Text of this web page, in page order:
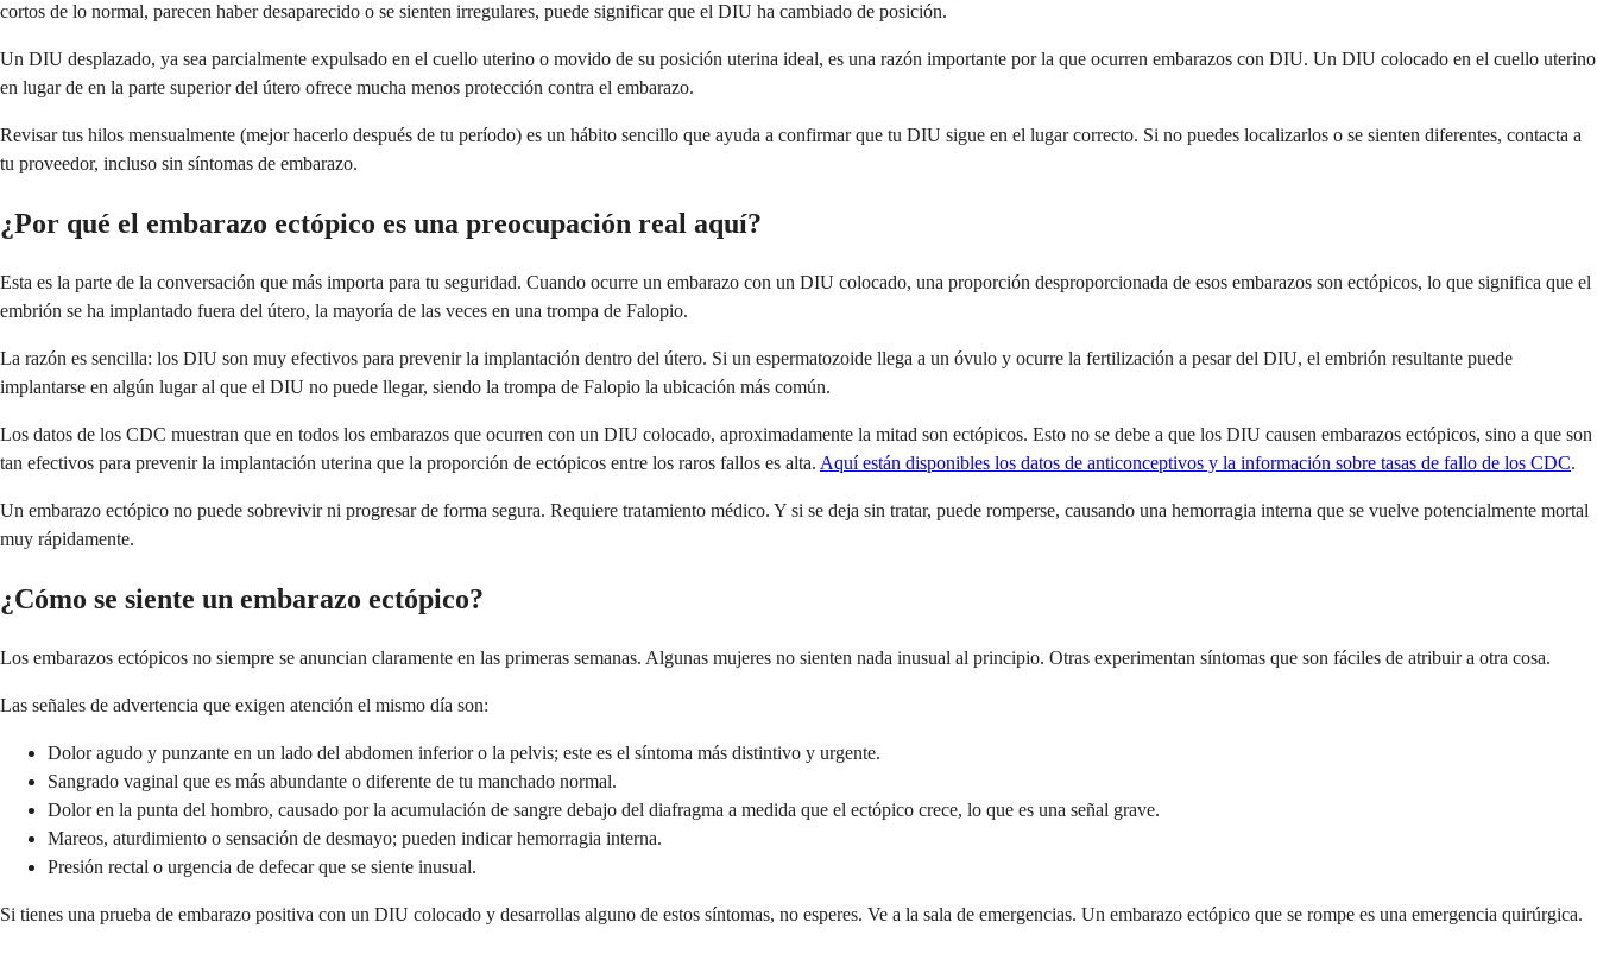
cortos de lo normal, parecen haber desaparecido o se sienten irregulares, puede significar que el DIU ha cambiado de posición.
Un DIU desplazado, ya sea parcialmente expulsado en el cuello uterino o movido de su posición uterina ideal, es una razón importante por la que ocurren embarazos con DIU. Un DIU colocado en el cuello uterino
en lugar de en la parte superior del útero ofrece mucha menos protección contra el embarazo.
Revisar tus hilos mensualmente (mejor hacerlo después de tu período) es un hábito sencillo que ayuda a confirmar que tu DIU sigue en el lugar correcto. Si no puedes localizarlos o se sienten diferentes, contacta a
tu proveedor, incluso sin síntomas de embarazo.
¿Por qué el embarazo ectópico es una preocupación real aquí?
Esta es la parte de la conversación que más importa para tu seguridad. Cuando ocurre un embarazo con un DIU colocado, una proporción desproporcionada de esos embarazos son ectópicos, lo que significa que el
embrión se ha implantado fuera del útero, la mayoría de las veces en una trompa de Falopio.
La razón es sencilla: los DIU son muy efectivos para prevenir la implantación dentro del útero. Si un espermatozoide llega a un óvulo y ocurre la fertilización a pesar del DIU, el embrión resultante puede
implantarse en algún lugar al que el DIU no puede llegar, siendo la trompa de Falopio la ubicación más común.
Los datos de los CDC muestran que en todos los embarazos que ocurren con un DIU colocado, aproximadamente la mitad son ectópicos. Esto no se debe a que los DIU causen embarazos ectópicos, sino a que son
tan efectivos para prevenir la implantación uterina que la proporción de ectópicos entre los raros fallos es alta. Aquí están disponibles los datos de anticonceptivos y la información sobre tasas de fallo de los CDC.
Un embarazo ectópico no puede sobrevivir ni progresar de forma segura. Requiere tratamiento médico. Y si se deja sin tratar, puede romperse, causando una hemorragia interna que se vuelve potencialmente mortal
muy rápidamente.
¿Cómo se siente un embarazo ectópico?
Los embarazos ectópicos no siempre se anuncian claramente en las primeras semanas. Algunas mujeres no sienten nada inusual al principio. Otras experimentan síntomas que son fáciles de atribuir a otra cosa.
Las señales de advertencia que exigen atención el mismo día son:
Dolor agudo y punzante en un lado del abdomen inferior o la pelvis; este es el síntoma más distintivo y urgente.
Sangrado vaginal que es más abundante o diferente de tu manchado normal.
Dolor en la punta del hombro, causado por la acumulación de sangre debajo del diafragma a medida que el ectópico crece, lo que es una señal grave.
Mareos, aturdimiento o sensación de desmayo; pueden indicar hemorragia interna.
Presión rectal o urgencia de defecar que se siente inusual.
Si tienes una prueba de embarazo positiva con un DIU colocado y desarrollas alguno de estos síntomas, no esperes. Ve a la sala de emergencias. Un embarazo ectópico que se rompe es una emergencia quirúrgica.